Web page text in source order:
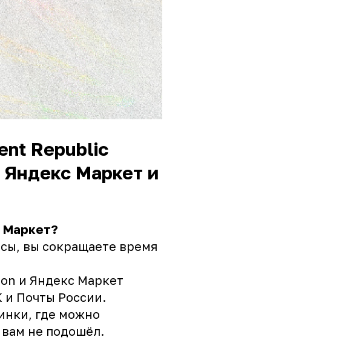
Republic
Маркет и
Маркет?
вы сокращаете время
и Яндекс Маркет
и Почты России.
где можно
не подошёл.